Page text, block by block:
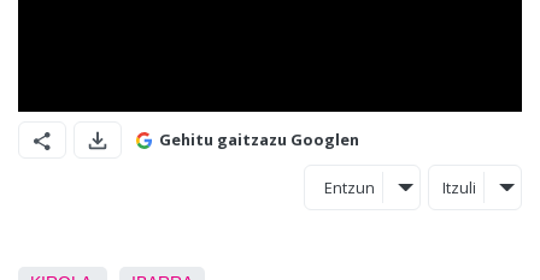
Gehitu gaitzazu Googlen
Entzun Itzuli